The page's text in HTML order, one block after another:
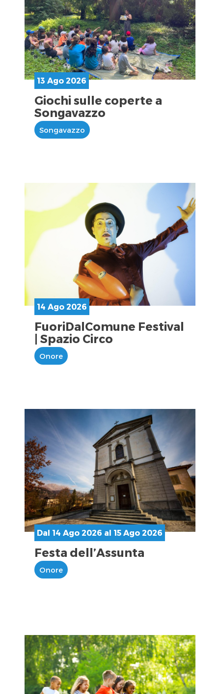
13 Ago 2026
Giochi sulle coperte a
Songavazzo
Songavazzo
14 Ago 2026
FuoriDalComune Festival
| Spazio Circo
Onore
Dal 14 Ago 2026 al 15 Ago 2026
Festa dell’Assunta
Onore